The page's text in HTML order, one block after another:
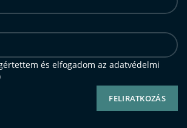
és elfogadom az adatvédelmi